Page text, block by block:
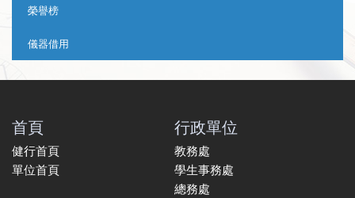
榮譽榜
儀器借用
首頁
健行首頁
單位首頁
行政單位
教務處
學生事務處
總務處